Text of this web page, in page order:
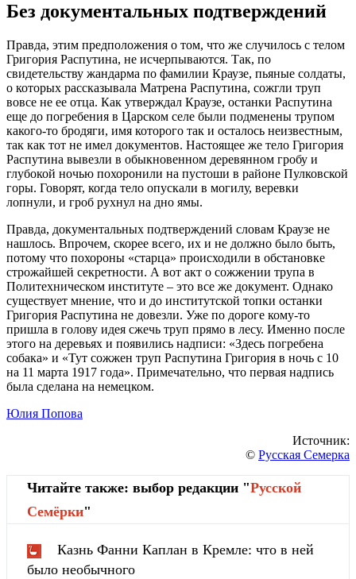
Без документальных подтверждений
Правда, этим предположения о том, что же случилось с телом
Григория Распутина, не исчерпываются. Так, по
свидетельству жандарма по фамилии Краузе, пьяные солдаты,
о которых рассказывала Матрена Распутина, сожгли труп
вовсе не ее отца. Как утверждал Краузе, останки Распутина
еще до погребения в Царском селе были подменены трупом
какого-то бродяги, имя которого так и осталось неизвестным,
так как тот не имел документов. Настоящее же тело Григория
Распутина вывезли в обыкновенном деревянном гробу и
глубокой ночью похоронили на пустоши в районе Пулковской
горы. Говорят, когда тело опускали в могилу, веревки
лопнули, и гроб рухнул на дно ямы.
Правда, документальных подтверждений словам Краузе не
нашлось. Впрочем, скорее всего, их и не должно было быть,
потому что похороны «старца» происходили в обстановке
строжайшей секретности. А вот акт о сожжении трупа в
Политехническом институте – это все же документ. Однако
существует мнение, что и до институтской топки останки
Григория Распутина не довезли. Уже по дороге кому-то
пришла в голову идея сжечь труп прямо в лесу. Именно после
этого на деревьях и появились надписи: «Здесь погребена
собака» и «Тут сожжен труп Распутина Григория в ночь с 10
на 11 марта 1917 года». Примечательно, что первая надпись
была сделана на немецком.
Юлия Попова
Источник:
© Русская Семерка
Читайте также: выбор редакции "Русской
Cемёрки"
Казнь Фанни Каплан в Кремле: что в ней
было необычного